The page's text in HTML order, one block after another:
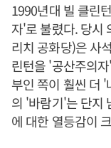
1990년대 빌 클린
자'로 불렸다. 당시
리치 공화당)은 사
린턴을 '공산주의
부인 쪽이 훨씬 더
의 '바람기'는 단지
에 대한 열등감이